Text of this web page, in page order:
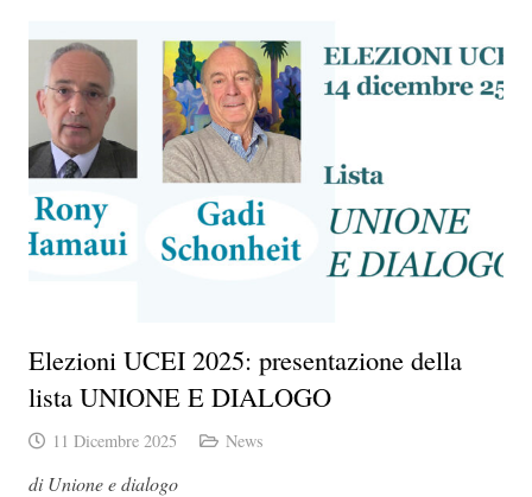
Elezioni UCEI 2025: presentazione della
lista UNIONE E DIALOGO
11 Dicembre 2025 News
di Unione e dialogo